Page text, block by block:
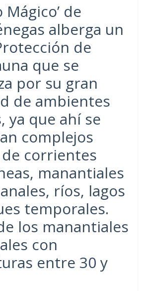
Mágico’ de
alberga un
de
que se
por su gran
de ambientes
ya que ahí se
complejos
corrientes
manantiales
ríos, lagos
temporales.
los manantiales
con
entre 30 y